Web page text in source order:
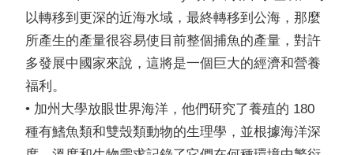
以轉移到更深的近海水域，最終轉移到公海，那麼
所產生的產量很容易使目前整個捕魚的產量，對許
多發展中國家來說，這將是一個巨大的經濟和營養
福利。
• 加州大學放眼世界海洋，他們研究了養殖的 180
種有鰭魚類和雙殼類動物的生理學，並根據海洋深